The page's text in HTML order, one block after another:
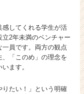
感してくれる学生が活
2年未満のベンチャー
員です。両方の観点
「このめ」の理念を
ます。
りたい！」という明確